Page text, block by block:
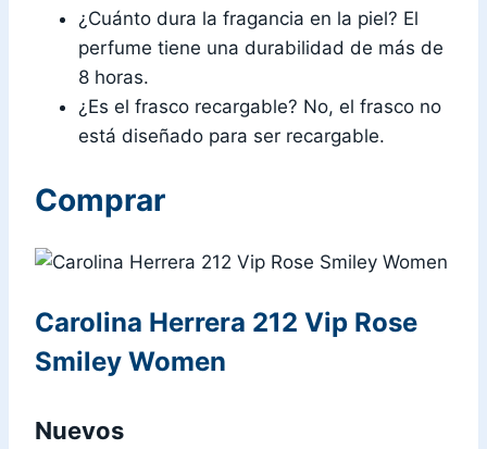
¿Cuánto dura la fragancia en la piel? El
perfume tiene una durabilidad de más de
8 horas.
¿Es el frasco recargable? No, el frasco no
está diseñado para ser recargable.
Comprar
Carolina Herrera 212 Vip Rose
Smiley Women
Nuevos